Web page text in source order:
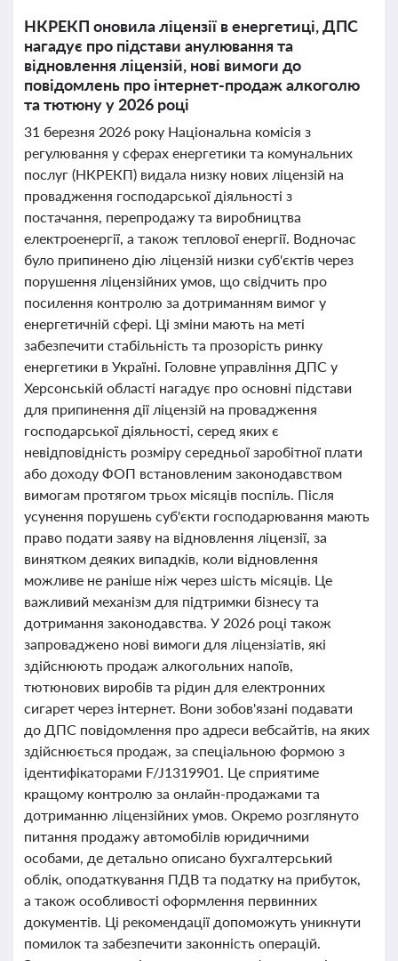
НКРЕКП оновила ліцензії в енергетиці, ДПС
нагадує про підстави анулювання та
відновлення ліцензій, нові вимоги до
повідомлень про інтернет-продаж алкоголю
та тютюну у 2026 році
31 березня 2026 року Національна комісія з
регулювання у сферах енергетики та комунальних
послуг (НКРЕКП) видала низку нових ліцензій на
провадження господарської діяльності з
постачання, перепродажу та виробництва
електроенергії, а також теплової енергії. Водночас
було припинено дію ліцензій низки суб'єктів через
порушення ліцензійних умов, що свідчить про
посилення контролю за дотриманням вимог у
енергетичній сфері. Ці зміни мають на меті
забезпечити стабільність та прозорість ринку
енергетики в Україні. Головне управління ДПС у
Херсонській області нагадує про основні підстави
для припинення дії ліцензій на провадження
господарської діяльності, серед яких є
невідповідність розміру середньої заробітної плати
або доходу ФОП встановленим законодавством
вимогам протягом трьох місяців поспіль. Після
усунення порушень суб'єкти господарювання мають
право подати заяву на відновлення ліцензії, за
винятком деяких випадків, коли відновлення
можливе не раніше ніж через шість місяців. Це
важливий механізм для підтримки бізнесу та
дотримання законодавства. У 2026 році також
запроваджено нові вимоги для ліцензіатів, які
здійснюють продаж алкогольних напоїв,
тютюнових виробів та рідин для електронних
сигарет через інтернет. Вони зобов'язані подавати
до ДПС повідомлення про адреси вебсайтів, на яких
здійснюється продаж, за спеціальною формою з
ідентифікаторами F/J1319901. Це сприятиме
кращому контролю за онлайн-продажами та
дотриманню ліцензійних умов. Окремо розглянуто
питання продажу автомобілів юридичними
особами, де детально описано бухгалтерський
облік, оподаткування ПДВ та податку на прибуток,
а також особливості оформлення первинних
документів. Ці рекомендації допоможуть уникнути
помилок та забезпечити законність операцій.